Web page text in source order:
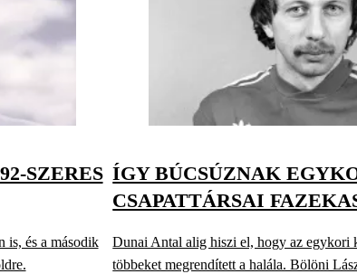
SZERES
is, és a második
ÍGY BÚCSÚZNAK
CSAPATTÁRSAI
Dunai Antal alig hiszi el, hogy az egykori
többeket megrendített a halála. Bölöni